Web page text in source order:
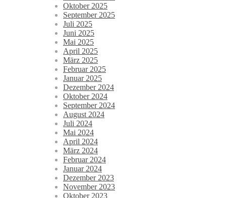
Oktober 2025
September 2025
Juli 2025
Juni 2025
Mai 2025
April 2025
März 2025
Februar 2025
Januar 2025
Dezember 2024
Oktober 2024
September 2024
August 2024
Juli 2024
Mai 2024
April 2024
März 2024
Februar 2024
Januar 2024
Dezember 2023
November 2023
Oktober 2023